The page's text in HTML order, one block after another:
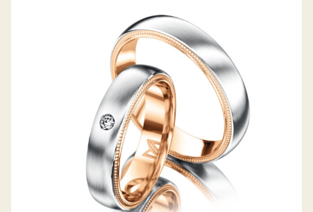
MEISTER TRAURINGE PHANTASTICS